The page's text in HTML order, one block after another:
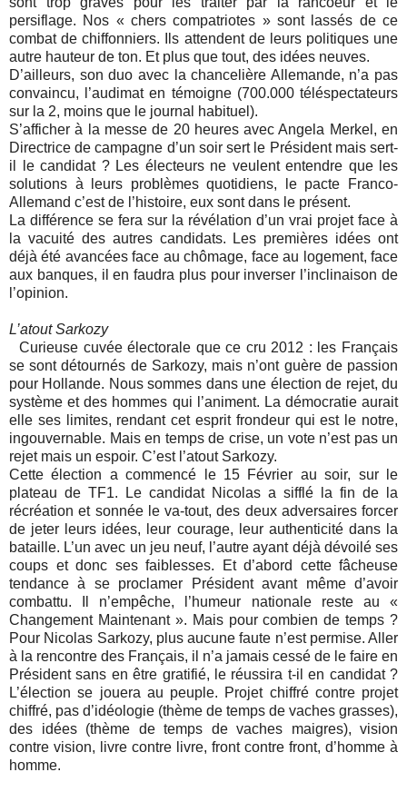
persiflage. Nos « chers compatriotes » sont lassés de ce
combat de chiffonniers. Ils attendent de leurs politiques une
autre hauteur de ton. Et plus que tout, des idées neuves.
D’ailleurs, son duo avec la chancelière Allemande, n’a pas
convaincu, l’audimat en témoigne (700.000 téléspectateurs
sur la 2, moins que le journal habituel).
S’afficher à la messe de 20 heures avec Angela Merkel, en
Directrice de campagne d’un soir sert le Président mais sert-
il le candidat ? Les électeurs ne veulent entendre que les
solutions à leurs problèmes quotidiens, le pacte Franco-
Allemand c’est de l’histoire, eux sont dans le présent.
La différence se fera sur la révélation d’un vrai projet face à
la vacuité des autres candidats. Les premières idées ont
déjà été avancées face au chômage, face au logement, face
aux banques, il en faudra plus pour inverser l’inclinaison de
l’opinion.
L’atout Sarkozy
Curieuse cuvée électorale que ce cru 2012 : les Français
se sont détournés de Sarkozy, mais n’ont guère de passion
pour Hollande. Nous sommes dans une élection de rejet, du
système et des hommes qui l’animent. La démocratie aurait
elle ses limites, rendant cet esprit frondeur qui est le notre,
ingouvernable. Mais en temps de crise, un vote n’est pas un
rejet mais un espoir. C’est l’atout Sarkozy.
Cette élection a commencé le 15 Février au soir, sur le
plateau de TF1. Le candidat Nicolas a sifflé la fin de la
récréation et sonnée le va-tout, des deux adversaires forcer
de jeter leurs idées, leur courage, leur authenticité dans la
bataille. L’un avec un jeu neuf, l’autre ayant déjà dévoilé ses
coups et donc ses faiblesses. Et d’abord cette fâcheuse
tendance à se proclamer Président avant même d’avoir
combattu. Il n’empêche, l’humeur nationale reste au «
Changement Maintenant ». Mais pour combien de temps ?
Pour Nicolas Sarkozy, plus aucune faute n’est permise. Aller
à la rencontre des Français, il n’a jamais cessé de le faire en
Président sans en être gratifié, le réussira t-il en candidat ?
L’élection se jouera au peuple. Projet chiffré contre projet
chiffré, pas d’idéologie (thème de temps de vaches grasses),
des idées (thème de temps de vaches maigres), vision
contre vision, livre contre livre, front contre front, d’homme à
homme.